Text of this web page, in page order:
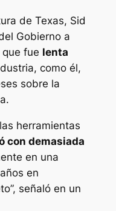
de Texas, Sid
Gobierno a
fue lenta
como él,
sobre la
herramientas
con demasiada
en una
en
señaló en un